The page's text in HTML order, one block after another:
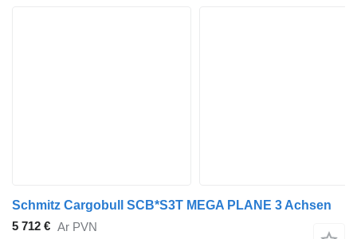
Schmitz Cargobull SCB*S3T MEGA PLANE 3 Achsen
5 712 € Ar PVN